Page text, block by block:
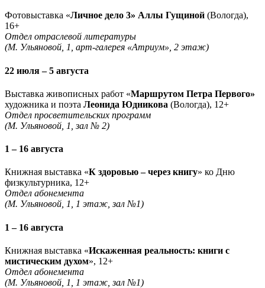
Фотовыставка «Личное дело 3» Аллы Гущиной (Вологда),
16+
Отдел отраслевой литературы
(М. Ульяновой, 1, арт-галерея «Атриум», 2 этаж)
22 июля – 5 августа
Выставка живописных работ «Маршрутом Петра Первого»
художника и поэта Леонида Юдникова (Вологда), 12+
Отдел просветительских программ
(М. Ульяновой, 1, зал № 2)
1 – 16 августа
Книжная выставка «К здоровью – через книгу» ко Дню
физкультурника, 12+
Отдел абонемента
(М. Ульяновой, 1, 1 этаж, зал №1)
1 – 16 августа
Книжная выставка «Искаженная реальность: книги с
мистическим духом», 12+
Отдел абонемента
(М. Ульяновой, 1, 1 этаж, зал №1)